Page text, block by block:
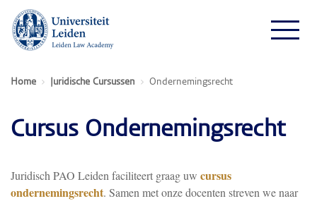
Home Juridische Cursussen Ondernemingsrecht
Cursus Ondernemingsrecht
Juridisch PAO Leiden faciliteert graag uw cursus
ondernemingsrecht. Samen met onze docenten streven we naar